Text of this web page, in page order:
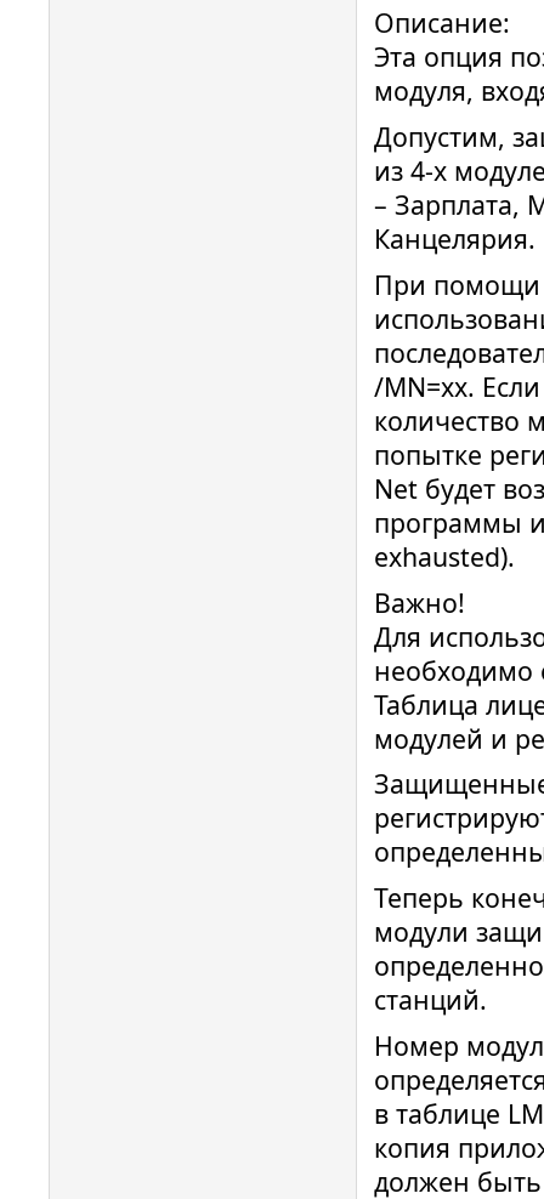
Описание:
Эта опция
модуля,
Допустим,
из 4-х
– Зарплата,
Канцелярия.
При помощи
/MN=хх.
количество
попытке
Net будет
программы
exhausted).
Важно!
Для
необходимо
Таблица
модулей и
Защищенные
Теперь
модули
станций.
Номер
в таблице
копия
должен быть